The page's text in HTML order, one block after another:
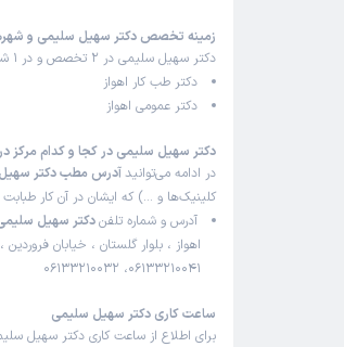
زمینه تخصص دکتر سهیل سلیمی و
دکتر سهیل سلیمی در 2 تخصص و در 1 شهر فعالیت دارند:
دکتر طب کار اهواز
دکتر عمومی اهواز
دکتر سهیل سلیمی در کجا و کدام مرکز
در ادامه می‌توانید آدرس مطب دکتر
کلینیک‌ها و …) که ایشان در آن کار
آدرس و شماره تلفندکتر سهیل
06133210041، 06133210032
ساعت کاری دکتر سهیل سلیمی
برای اطلاع از ساعت کاری دکتر سهیل